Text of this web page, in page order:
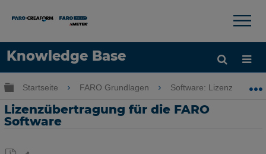
Knowledge Base
Sprache
×
Globale Hierarchie auf- und zuklappen
Startseite FARO Grundlagen Software: Lizenzierung-
Lizenzübertragung für die FARO
Software